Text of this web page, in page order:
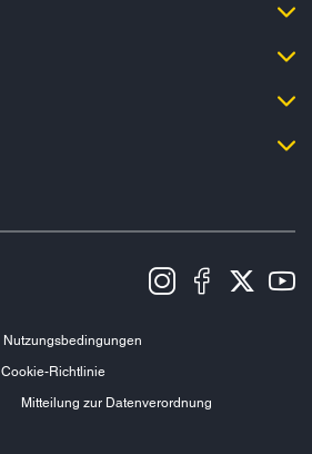
Nutzungsbedingungen
Cookie-Richtlinie
Mitteilung zur Datenverordnung